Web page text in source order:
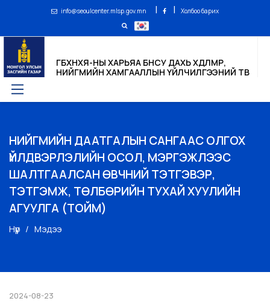
info@seoulcenter.mlsp.gov.mn | | Холбоо барих
ГБХНХЯ-НЫ ХАРЬЯА БНСУ ДАХЬ ХӨДӨЛМӨР,
НИЙГМИЙН ХАМГААЛЛЫН ҮЙЛЧИЛГЭЭНИЙ ТӨВ
НИЙГМИЙН ДААТГАЛЫН САНГААС ОЛГОХ
ҮЙЛДВЭРЛЭЛИЙН ОСОЛ, МЭРГЭЖЛЭЭС
ШАЛТГААЛСАН ӨВЧНИЙ ТЭТГЭВЭР,
ТЭТГЭМЖ, ТӨЛБӨРИЙН ТУХАЙ ХУУЛИЙН
АГУУЛГА (ТОЙМ)
Нүүр Мэдээ
2024-08-23